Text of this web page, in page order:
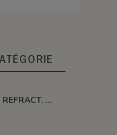
SUPPORT REFRACT. DOUBLE ROND Ø 100 MM 1260°C